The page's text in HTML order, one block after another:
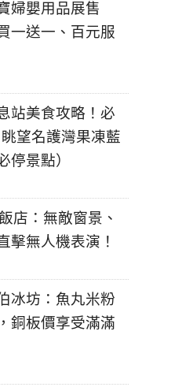
婦嬰用品展售
一送一、百元服
站美食攻略！必
望名護灣果凍藍
停景點）
店：無敵窗景、
擊無人機表演！
冰坊：魚丸米粉
銅板價享受滿滿